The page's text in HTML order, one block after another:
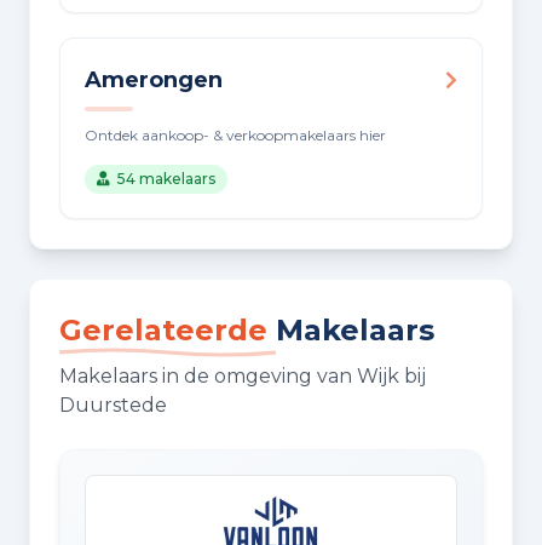
Amerongen
Ontdek aankoop- & verkoopmakelaars hier
54 makelaars
Gerelateerde Makelaars
Makelaars in de omgeving van Wijk bij
Duurstede